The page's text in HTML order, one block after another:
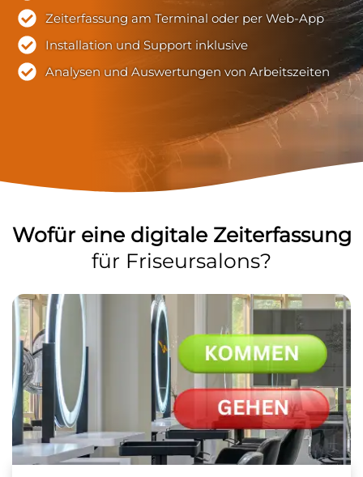
Zeiterfassung am Terminal oder per Web-App
Installation und Support inklusive
Analysen und Auswertungen von Arbeitszeiten
Wofür eine digitale Zeiterfassung
für Friseursalons?